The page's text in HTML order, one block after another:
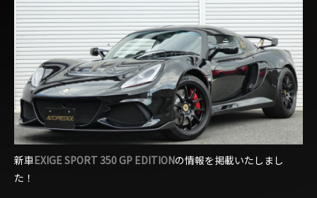
新車EXIGE SPORT 350 GP EDITIONの情報を掲載いたしまし
た！